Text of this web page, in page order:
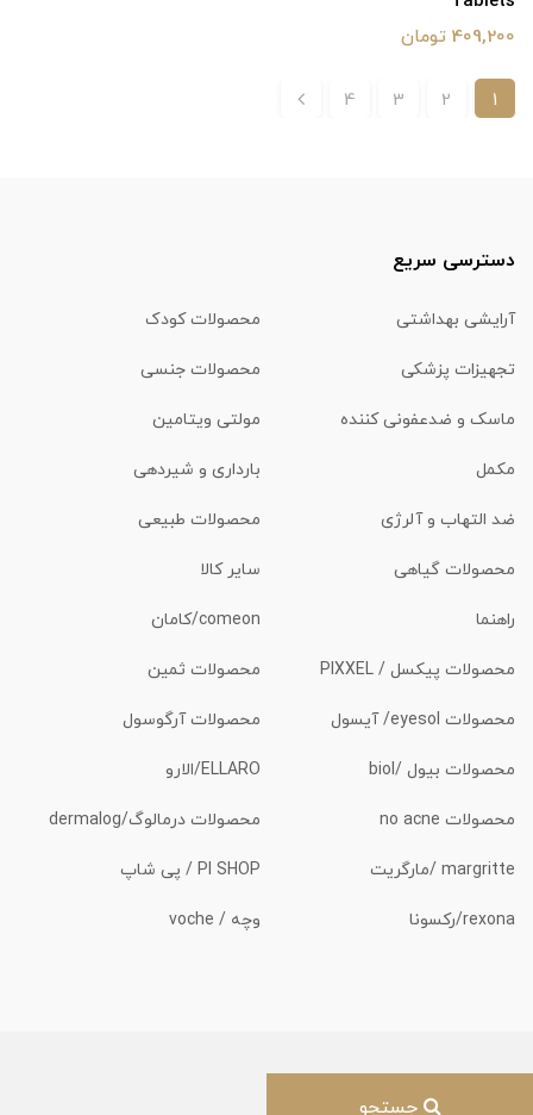
409,200 تومان
1
2
3
4
جستجو
دسترسی سریع
آرایشی بهداشتی محصولات کودک
تجهیزات پزشکی محصولات جنسی
ماسک و ضدعفونی کننده مولتی ویتامین
مکمل بارداری و شیردهی
ضد التهاب و آلرژی محصولات طبیعی
محصولات گیاهی سایر کالا
راهنما comeon/کامان
محصولات پیکسل / PIXXEL محصولات ثمین
محصولات eyesol/ آیسول محصولات آرگوسول
محصولات بیول /biol ELLARO/الارو
محصولات no acne محصولات درمالوگ/dermalog
margritte /مارگریت PI SHOP / پی شاپ
rexona/رکسونا وچه / voche